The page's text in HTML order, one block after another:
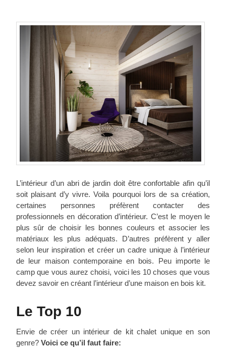
L’intérieur d’un abri de jardin doit être confortable afin qu’il
soit plaisant d’y vivre. Voila pourquoi lors de sa création,
certaines personnes préfèrent contacter des
professionnels en décoration d’intérieur. C’est le moyen le
plus sûr de choisir les bonnes couleurs et associer les
matériaux les plus adéquats. D’autres préfèrent y aller
selon leur inspiration et créer un cadre unique à l’intérieur
de leur maison contemporaine en bois. Peu importe le
camp que vous aurez choisi, voici les 10 choses que vous
devez savoir en créant l’intérieur d’une maison en bois kit.
Le Top 10
Envie de créer un intérieur de kit chalet unique en son
genre? Voici ce qu’il faut faire: